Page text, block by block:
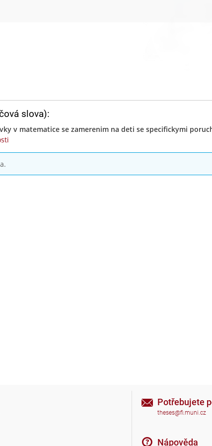
slova):
v matematice se zamerenim na deti se specifickymi
Potřebujete
theses@fi.muni.cz
Nápověda